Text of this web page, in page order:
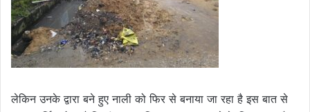
लेकिन उनके द्वारा बने हुए नाली को फिर से बनाया जा रहा है इस बात से